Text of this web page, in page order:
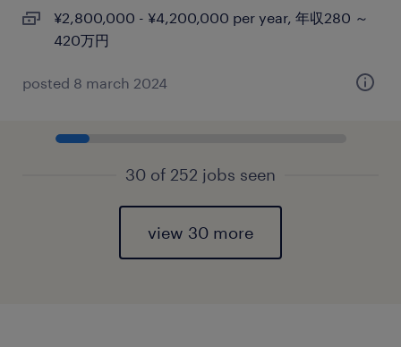
¥2,800,000 - ¥4,200,000 per year, 年収280 ～
420万円
posted 8 march 2024
30 of 252 jobs seen
view 30 more